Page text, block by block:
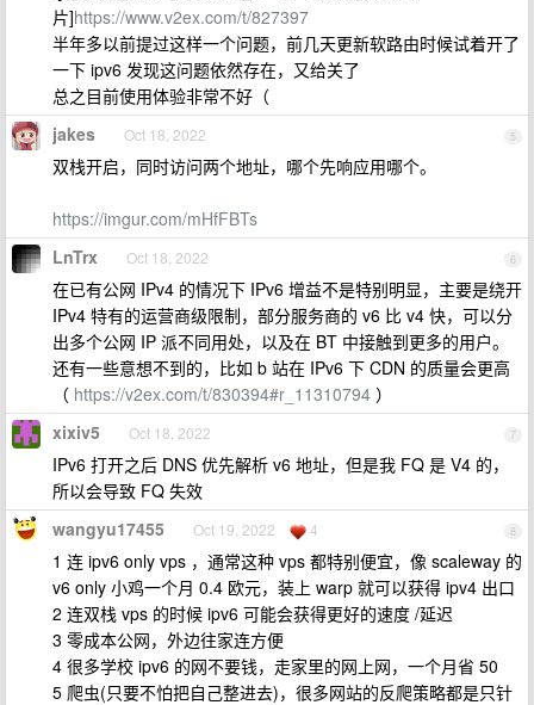
片]https://www.v2ex.com/t/827397
半年多以前提过这样一个问题，前几天更新软路由时候试着开了
一下 ipv6 发现这问题依然存在，又给关了
总之目前使用体验非常不好（
5
jakes Oct 18, 2022
双栈开启，同时访问两个地址，哪个先响应用哪个。
https://imgur.com/mHfFBTs
6
LnTrx Oct 18, 2022
在已有公网 IPv4 的情况下 IPv6 增益不是特别明显，主要是绕开
IPv4 特有的运营商级限制，部分服务商的 v6 比 v4 快，可以分
出多个公网 IP 派不同用处，以及在 BT 中接触到更多的用户。
还有一些意想不到的，比如 b 站在 IPv6 下 CDN 的质量会更高
（ https://v2ex.com/t/830394#r_11310794 ）
7
xixiv5 Oct 18, 2022
IPv6 打开之后 DNS 优先解析 v6 地址，但是我 FQ 是 V4 的，
所以会导致 FQ 失效
8
wangyu17455 Oct 19, 2022 4
1 连 ipv6 only vps ，通常这种 vps 都特别便宜，像 scaleway 的
v6 only 小鸡一个月 0.4 欧元，装上 warp 就可以获得 ipv4 出口
2 连双栈 vps 的时候 ipv6 可能会获得更好的速度 /延迟
3 零成本公网，外边往家连方便
4 很多学校 ipv6 的网不要钱，走家里的网上网，一个月省 50
5 爬虫(只要不怕把自己整进去)，很多网站的反爬策略都是只针